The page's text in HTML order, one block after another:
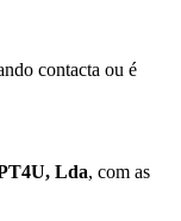
contacta ou é
Lda, com as